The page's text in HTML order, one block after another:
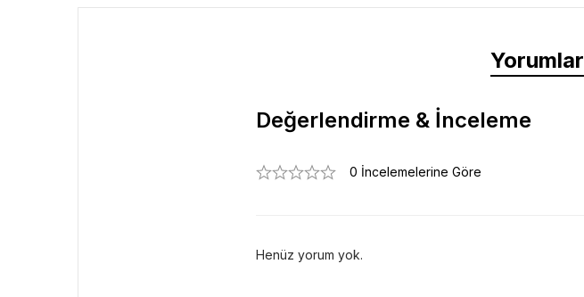
Yorumlar
Değerlendirme & İnceleme
0 İncelemelerine Göre
Henüz yorum yok.